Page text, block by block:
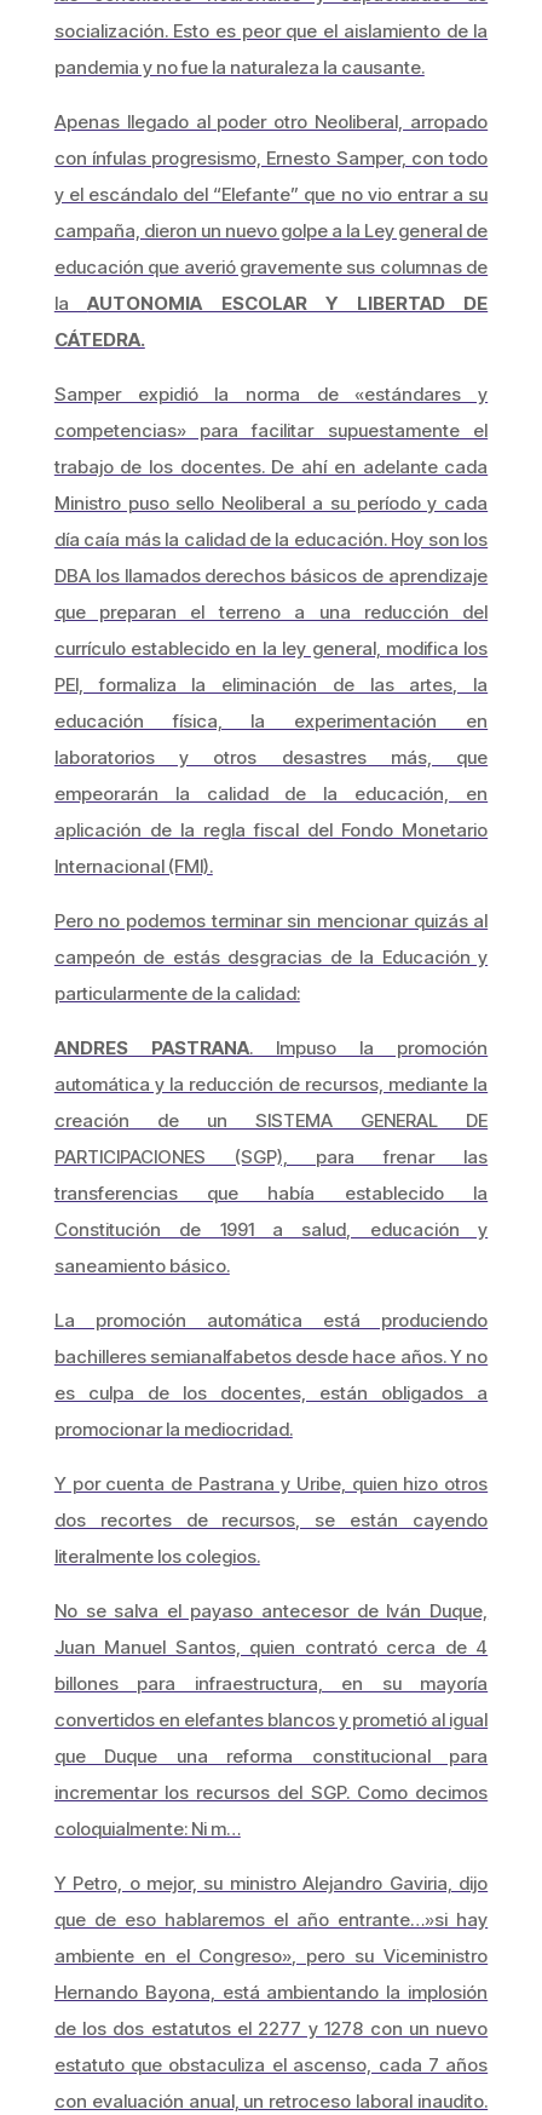
socialización. Esto es peor que el aislamiento de la
pandemia y no fue la naturaleza la causante.
Apenas llegado al poder otro Neoliberal, arropado
con ínfulas progresismo, Ernesto Samper, con todo
y el escándalo del “Elefante” que no vio entrar a su
campaña, dieron un nuevo golpe a la Ley general de
educación que averió gravemente sus columnas de
laAUTONOMIA ESCOLAR Y LIBERTAD DE
CÁTEDRA.
Samper expidió la norma de «estándares y
competencias» para facilitar supuestamente el
trabajo de los docentes. De ahí en adelante cada
Ministro puso sello Neoliberal a su período y cada
día caía más la calidad de la educación. Hoy son los
DBA los llamados derechos básicos de aprendizaje
que preparan el terreno a una reducción del
currículo establecido en la ley general, modifica los
PEI, formaliza la eliminación de las artes, la
educación física, la experimentación en
laboratorios y otros desastres más, que
empeorarán la calidad de la educación, en
aplicación de la regla fiscal del Fondo Monetario
Internacional (FMI).
Pero no podemos terminar sin mencionar quizás al
campeón de estás desgracias de la Educación y
particularmente de la calidad:
ANDRES PASTRANA. Impuso la promoción
automática y la reducción de recursos, mediante la
creación de un SISTEMA GENERAL DE
PARTICIPACIONES (SGP), para frenar las
transferencias que había establecido la
Constitución de 1991 a salud, educación y
saneamiento básico.
La promoción automática está produciendo
bachilleres semianalfabetos desde hace años. Y no
es culpa de los docentes, están obligados a
promocionar la mediocridad.
Y por cuenta de Pastrana y Uribe, quien hizo otros
dos recortes de recursos, se están cayendo
literalmente los colegios.
No se salva el payaso antecesor de Iván Duque,
Juan Manuel Santos, quien contrató cerca de 4
billones para infraestructura, en su mayoría
convertidos en elefantes blancos y prometió al igual
que Duque una reforma constitucional para
incrementar los recursos del SGP. Como decimos
coloquialmente: Ni m…
Y Petro, o mejor, su ministro Alejandro Gaviria, dijo
que de eso hablaremos el año entrante…»si hay
ambiente en el Congreso», pero su Viceministro
Hernando Bayona, está ambientando la implosión
de los dos estatutos el 2277 y 1278 con un nuevo
estatuto que obstaculiza el ascenso, cada 7 años
con evaluación anual, un retroceso laboral inaudito.